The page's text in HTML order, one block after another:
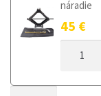
náradie
45 €
OPEL